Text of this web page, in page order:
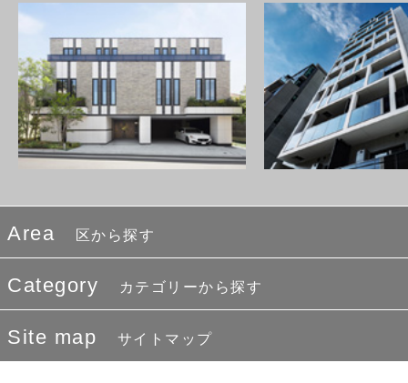
Area 区から探す
Category カテゴリーから探す
Site map サイトマップ